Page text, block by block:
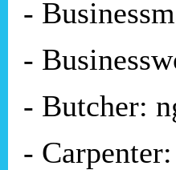
-
-
- Butcher:
-